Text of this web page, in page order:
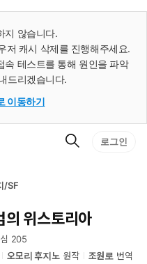
지 않습니다.
저 캐시 삭제를 진행해주세요.
속 테스트를 통해 원인을 파악
드리겠습니다.
이동하기
검
로그인
/SF
의 위스토리아
205
오모리 후지노원작 조원로 번역